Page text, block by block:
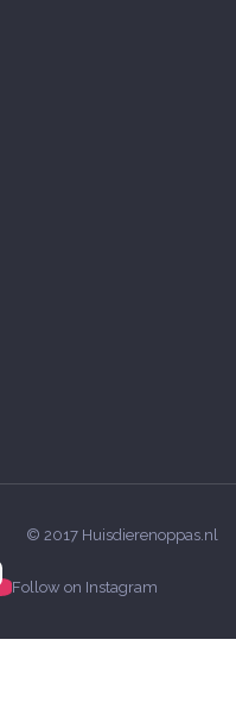
© 2017 Huisdierenoppas.nl
Follow on Instagram